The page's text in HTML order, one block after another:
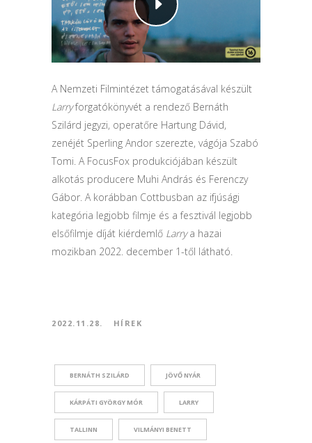
A Nemzeti Filmintézet támogatásával készült
Larryforgatókönyvét a rendező Bernáth
Szilárd jegyzi, operatőre Hartung Dávid,
zenéjét Sperling Andor szerezte, vágója Szabó
Tomi. A FocusFox produkciójában készült
alkotás producere Muhi András és Ferenczy
Gábor. A korábban Cottbusban az ifjúsági
kategória legjobb filmje és a fesztivál legjobb
elsőfilmje díját kiérdemlő Larrya hazai
mozikban 2022. december 1-től látható.
2022.11.28. HÍREK
BERNÁTH SZILÁRD JÖVŐ NYÁR
KÁRPÁTI GYÖRGY MÓR LARRY
TALLINN VILMÁNYI BENETT